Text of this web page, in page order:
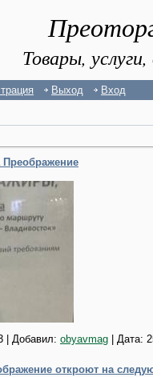
Товары,
Выход Вход
Преображение
| Добавил: obyavmag | Дата:
откроют на